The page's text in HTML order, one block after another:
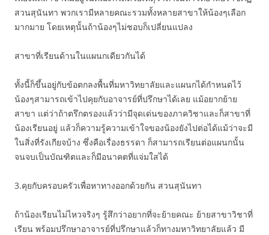
สวนสุนันทา พวกเรามีหลายคณะรวมทั้งหลายสาขาให้น้องๆเลือก
มากมาย โดยเหตุนั้นถ้าน้องๆไม่ชอบก็เปลี่ยนแปลง
สาขาที่เรียนด้านในแผนกเดียวกันได้
ทั้งนี้ก็ขึ้นอยู่กับข้อตกลงพื้นที่มหาวิทยาลัยและแผนกได้กำหนดไว้
น้องๆสามารถเข้าไปคุยกับอาจารย์ที่ปรึกษาได้เลย แม้อยากย้าย
สาขา แต่ว่าถ้าตรึกตรองแล้วว่ามีจุดเด่นของภาควิชาและก็สาขาที่
น้องเรียนอยู่ แล้วก็ความรู้ความเข้าใจของน้องยังไปต่อได้แม้ว่าจะมี
ในสิ่งที่รังเกียจบ้าง ซึ่งคือเรื่องธรรดา ก็สามารถเรียนต่อแผนกนั้น
จนจบเป็นบัณฑิตและก็มีอนาคตที่แจ่มใสได้
3.คุยกับครอบครัวเพื่อหาทางออกด้วยกัน สวนสุนันทา
ถ้าน้องเรียนไม่ไหวจริงๆ รู้สึกว่าอยากที่จะย้ายคณะ ย้ายสาขาวิชาที่
เรียน พร้อมปรึกษาอาจารย์ที่ปรึกษาแล้วก็ทางมหาวิทยาลัยแล้ว มี